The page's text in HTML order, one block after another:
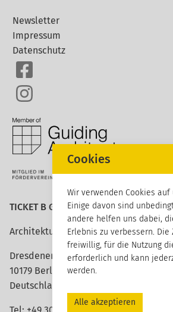
Newsletter
Impressum
Datenschutz
TICKET B GmbH
Architektur erleben
Dresdener Straße 113
10179 Berlin
Deutschland
Cookies
Wir verwenden Cookies auf
Einige davon sind
andere helfen uns dabei,
Erlebnis zu verbessern.
freiwillig, für die Nutzung
erforderlich und kann
werden.
Alle akzeptieren